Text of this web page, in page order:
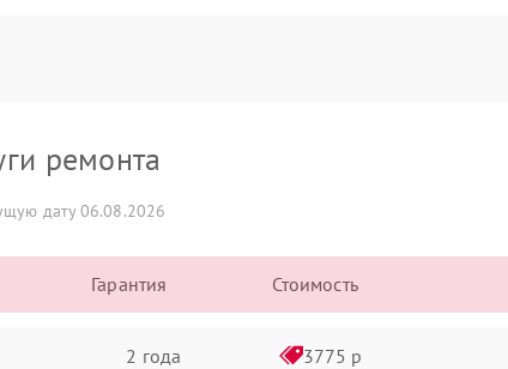
ремонта
дату 06.08.2026
Гарантия Стоимость
2 года 3775 р